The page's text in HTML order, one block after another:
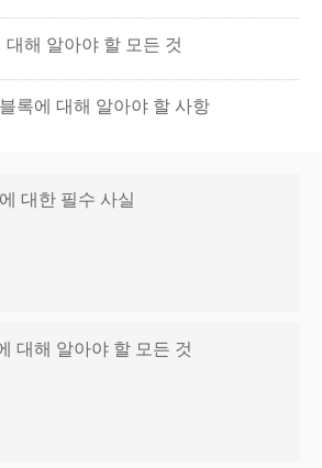
해 알아야 할 모든 것
록에 대해 알아야 할 사항
대한 필수 사실
대해 알아야 할 모든 것